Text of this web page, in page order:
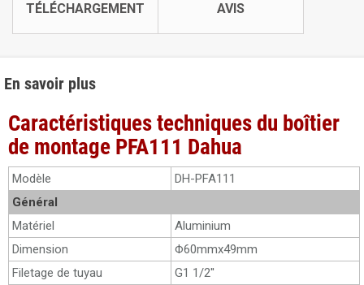
TÉLÉCHARGEMENT AVIS
En savoir plus
Caractéristiques techniques du boîtier
de montage PFA111 Dahua
Modèle
DH-PFA111
Général
Matériel
Aluminium
Dimension
Φ60mmx49mm
Filetage de tuyau
G1 1/2''